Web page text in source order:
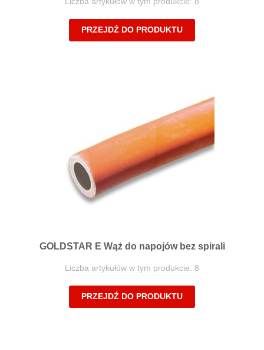
PRZEJDŹ DO PRODUKTU
GOLDSTAR E Wąż do napojów bez spirali
Liczba artykułów w tym produkcie: 8
PRZEJDŹ DO PRODUKTU